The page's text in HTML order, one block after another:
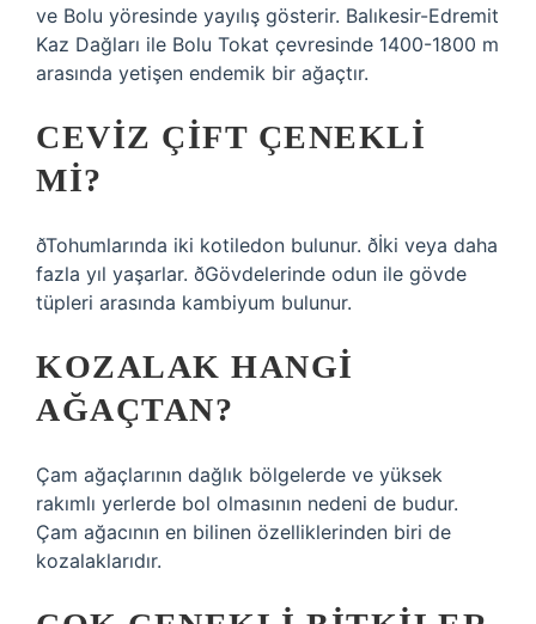
ve Bolu yöresinde yayılış gösterir. Balıkesir-Edremit
Kaz Dağları ile Bolu Tokat çevresinde 1400-1800 m
arasında yetişen endemik bir ağaçtır.
CEVIZ ÇIFT ÇENEKLI
MI?
ðTohumlarında iki kotiledon bulunur. ðİki veya daha
fazla yıl yaşarlar. ðGövdelerinde odun ile gövde
tüpleri arasında kambiyum bulunur.
KOZALAK HANGI
AĞAÇTAN?
Çam ağaçlarının dağlık bölgelerde ve yüksek
rakımlı yerlerde bol olmasının nedeni de budur.
Çam ağacının en bilinen özelliklerinden biri de
kozalaklarıdır.